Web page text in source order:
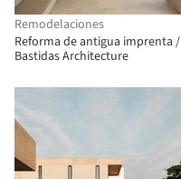
Remodelaciones
Reforma de antigua imprenta /
Bastidas Architecture